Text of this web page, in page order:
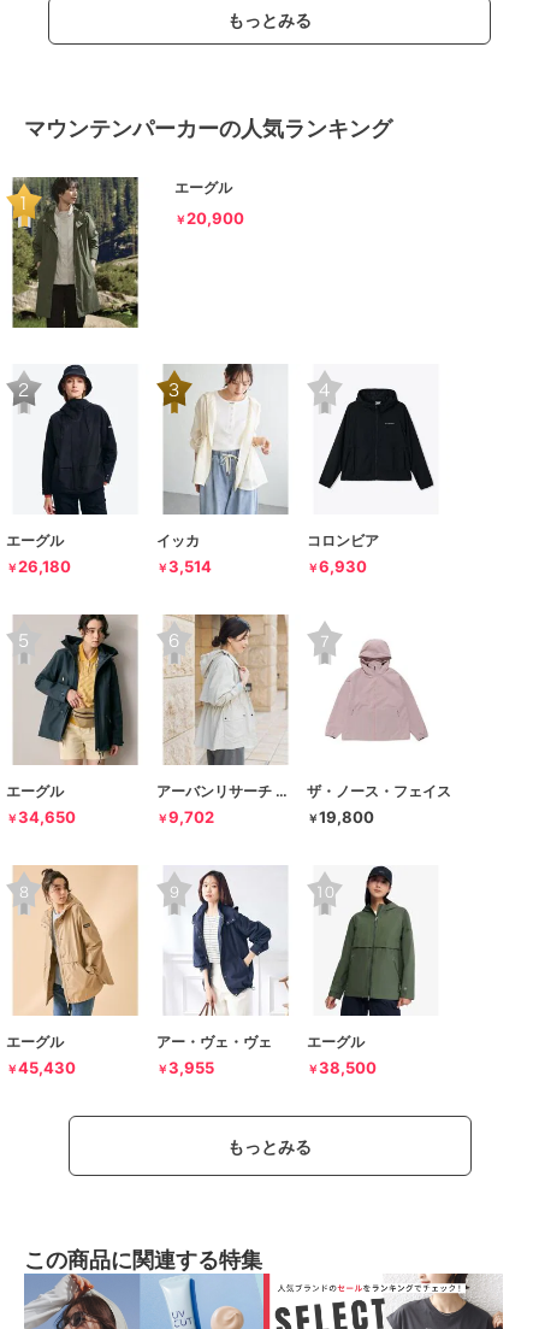
もっとみる
マウンテンパーカーの人気ランキング
エーグル
￥20,900
エーグル
￥26,180
イッカ
￥3,514
コロンビア
￥6,930
エーグル
￥34,650
アーバンリサーチ ドアーズ
￥9,702
ザ・ノース・フェイス
￥19,800
エーグル
￥45,430
アー・ヴェ・ヴェ
￥3,955
エーグル
￥38,500
もっとみる
この商品に関連する特集